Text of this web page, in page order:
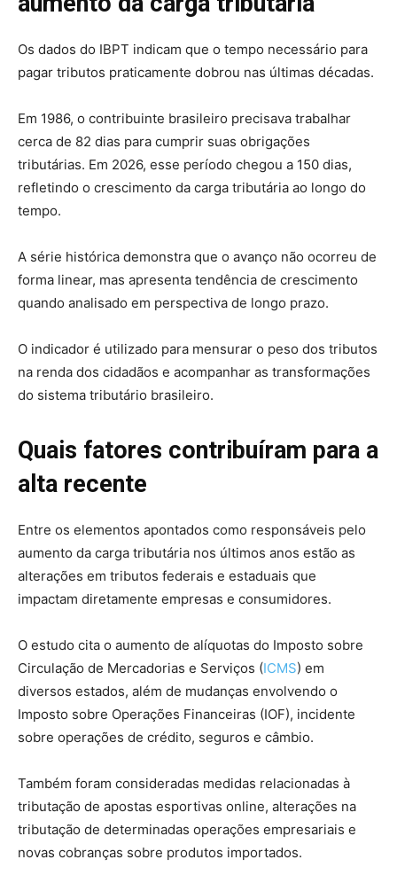
Os dados do IBPT indicam que o tempo necessário para
pagar tributos praticamente dobrou nas últimas décadas.
Em 1986, o contribuinte brasileiro precisava trabalhar
cerca de 82 dias para cumprir suas obrigações
tributárias. Em 2026, esse período chegou a 150 dias,
refletindo o crescimento da carga tributária ao longo do
tempo.
A série histórica demonstra que o avanço não ocorreu de
forma linear, mas apresenta tendência de crescimento
quando analisado em perspectiva de longo prazo.
O indicador é utilizado para mensurar o peso dos tributos
na renda dos cidadãos e acompanhar as transformações
do sistema tributário brasileiro.
Quais fatores contribuíram para a
alta recente
Entre os elementos apontados como responsáveis pelo
aumento da carga tributária nos últimos anos estão as
alterações em tributos federais e estaduais que
impactam diretamente empresas e consumidores.
O estudo cita o aumento de alíquotas do Imposto sobre
Circulação de Mercadorias e Serviços (ICMS) em
diversos estados, além de mudanças envolvendo o
Imposto sobre Operações Financeiras (IOF), incidente
sobre operações de crédito, seguros e câmbio.
Também foram consideradas medidas relacionadas à
tributação de apostas esportivas online, alterações na
tributação de determinadas operações empresariais e
novas cobranças sobre produtos importados.